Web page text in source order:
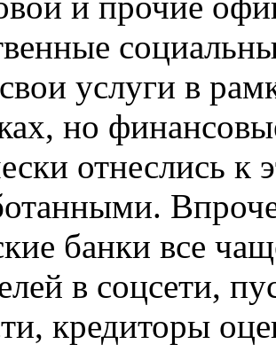
услуги в
но
отнеслись к
банки все
в соцсети,
кредиторы